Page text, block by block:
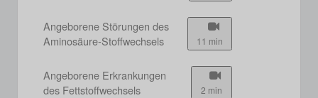
Angeborene Störungen des
Aminosäure-Stoffwechsels
11 min
Angeborene Erkrankungen
des Fettstoffwechsels
2 min